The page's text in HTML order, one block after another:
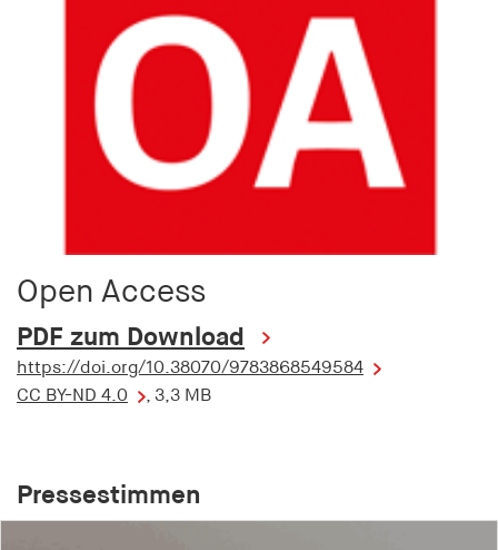
Open Access
PDF zum Download
https://doi.org/10.38070/9783868549584
CC BY-ND 4.0
, 3,3 MB
Pressestimmen